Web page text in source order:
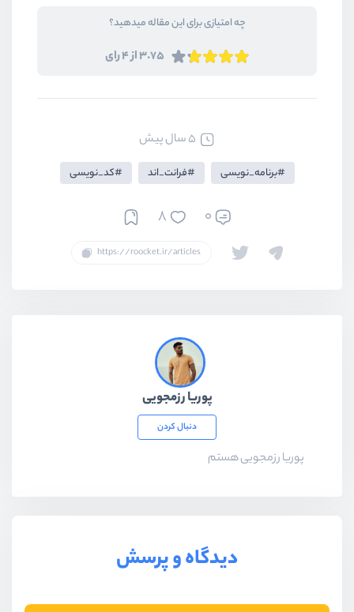
چه امتیازی برای این مقاله میدهید؟
3.75 از 4 رای
5 سال پیش
برنامه_نویسی فرانت_اند کد_نویسی
0
8
پوریا رزمجویی
دنبال کردن
پوریا رزمجویی هستم
دیدگاه و پرسش